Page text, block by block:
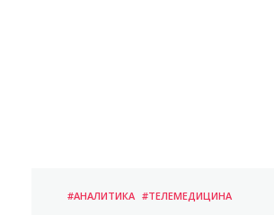
#АНАЛИТИКА #ТЕЛЕМЕДИЦИНА